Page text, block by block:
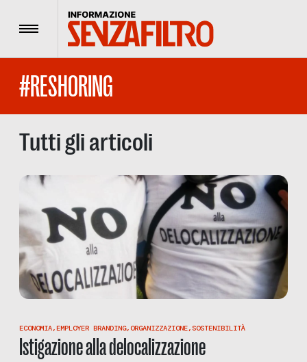
Menu
#RESHORING
Tutti gli articoli
ECONOMIA,EMPLOYER BRANDING,ORGANIZZAZIONE, SOSTENIBILITÀ
Istigazione alla delocalizzazione